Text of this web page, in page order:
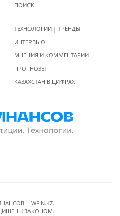
ПОИСК
ТЕХНОЛОГИИ | ТРЕНДЫ
ИНТЕРВЬЮ
МНЕНИЯ И КОММЕНТАРИИ
ПРОГНОЗЫ
КАЗАХСТАН В ЦИФРАХ
- WFIN.KZ.
ЗАКОНОМ.